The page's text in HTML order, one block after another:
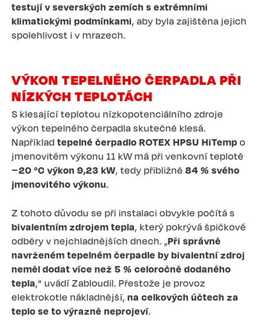
testují v severských zemích s extrémními
klimatickými podmínkami, aby byla zajištěna jejich
spolehlivost i v mrazech.
VÝKON TEPELNÉHO ČERPADLA PŘI
NÍZKÝCH TEPLOTÁCH
S klesající teplotou nízkopotenciálního zdroje
výkon tepelného čerpadla skutečně klesá.
Například tepelné čerpadlo ROTEX HPSU HiTemp o
jmenovitém výkonu 11 kW má při venkovní teplotě
−20 °C výkon 9,23 kW, tedy přibližně 84 % svého
jmenovitého výkonu.
Z tohoto důvodu se při instalaci obvykle počítá s
bivalentním zdrojem tepla, který pokrývá špičkové
odběry v nejchladnějších dnech. „Při správně
navrženém tepelném čerpadle by bivalentní zdroj
neměl dodat více než 5 % celoročně dodaného
tepla,“ uvádí Zabloudil. Přestože je provoz
elektrokotle nákladnější, na celkových účtech za
teplo se to výrazně neprojeví.